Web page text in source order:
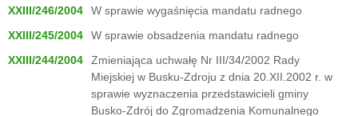
XXIII/246/2004
W sprawie wygaśnięcia mandatu radnego
XXIII/245/2004
W sprawie obsadzenia mandatu radnego
XXIII/244/2004
Zmieniająca uchwałę Nr III/34/2002 Rady
Miejskiej w Busku-Zdroju z dnia 20.XII.2002 r. w
sprawie wyznaczenia przedstawicieli gminy
Busko-Zdrój do Zgromadzenia Komunalnego